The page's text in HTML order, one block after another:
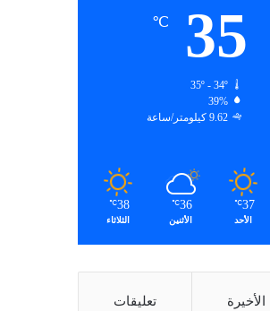
35
℃
35º - 34º
39%
9.62 كيلومتر/ساعة
37
℃
الأحد
36
℃
الأثنين
38
℃
الثلاثاء
الأخيرة تعليقات